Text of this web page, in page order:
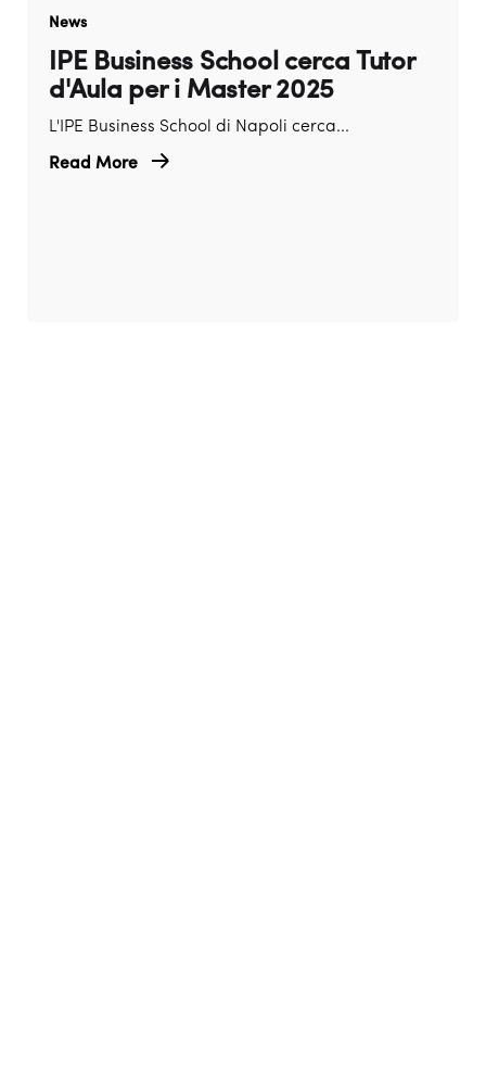
News
IPE Business School cerca Tutor
d'Aula per i Master 2025
L'IPE Business School di Napoli cerca...
Read More